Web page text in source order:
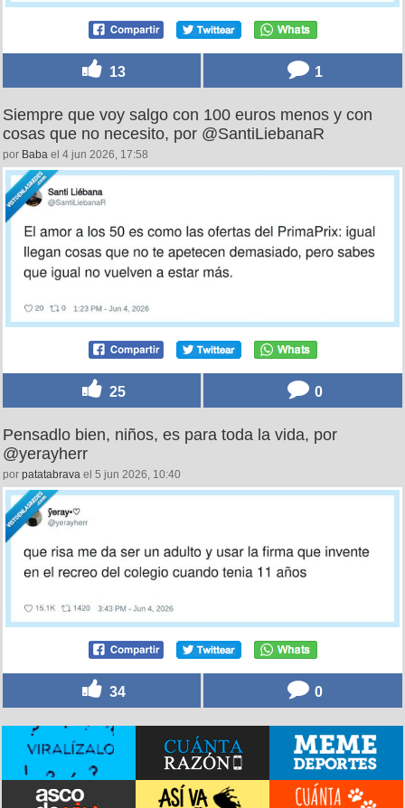
13 1
Siempre que voy salgo con 100 euros menos y con
cosas que no necesito, por @SantiLiebanaR
por Baba el 4 jun 2026, 17:58
25 0
Pensadlo bien, niños, es para toda la vida, por
@yerayherr
por patatabrava el 5 jun 2026, 10:40
34 0